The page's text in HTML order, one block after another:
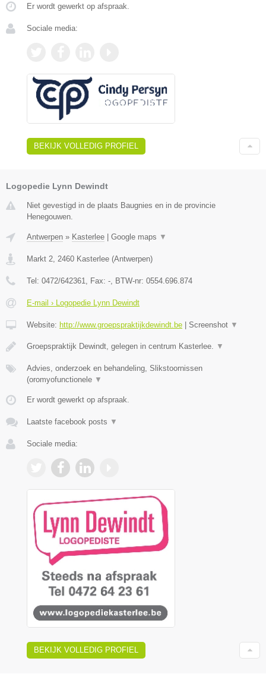
Er wordt gewerkt op afspraak.
Sociale media:
BEKIJK VOLLEDIG PROFIEL
Logopedie Lynn Dewindt
Niet gevestigd in de plaats Baugnies en in de provincie
Henegouwen.
Antwerpen » Kasterlee Google maps ▼
Markt 2, 2460 Kasterlee (Antwerpen)
Tel: 0472/642361, Fax: -, BTW-nr: 0554.696.874
E-mail › Logopedie Lynn Dewindt
Website: http://www.groepspraktijkdewindt.be Screenshot ▼
Groepspraktijk Dewindt, gelegen in centrum Kasterlee. ▼
Advies, onderzoek en behandeling, Slikstoornissen
(oromyofunctionele ▼
Er wordt gewerkt op afspraak.
Laatste facebook posts ▼
Sociale media:
BEKIJK VOLLEDIG PROFIEL